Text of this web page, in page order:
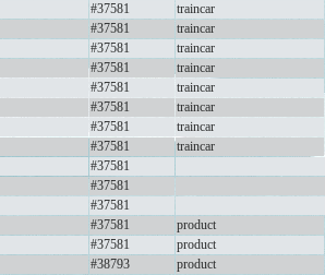
#37581 traincar
#37581 traincar
#37581 traincar
#37581 traincar
#37581 traincar
#37581 traincar
#37581 traincar
#37581 traincar
#37581
#37581
#37581
#37581 product
#37581 product
#38793 product